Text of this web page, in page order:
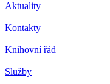
Aktuality
Kontakty
Knihovní řád
Služby